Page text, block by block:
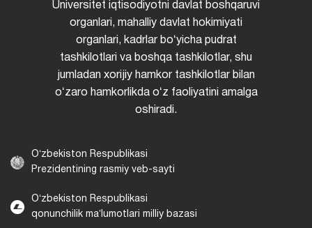
Universitet iqtisodiyotni davlat boshqaruvi
organlari, mahalliy davlat hokimiyati
organlari, kadrlar boʻyicha pudrat
tashkilotlari va boshqa tashkilotlar, shu
jumladan xorijiy hamkor tashkilotlar bilan
oʻzaro hamkorlikda oʻz faoliyatini amalga
oshiradi.
Oʻzbekiston Respublikasi
Prezidentining rasmiy veb-sayti
Oʻzbekiston Respublikasi
qonunchilik maʼlumotlari milliy bazasi